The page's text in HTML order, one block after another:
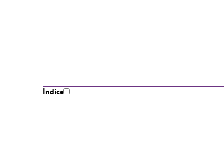
Índice